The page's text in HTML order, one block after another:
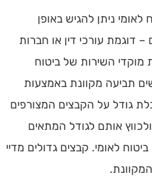
ניתן להגיש באופן
– דוגמת עורכי דין או חברות
מוקדי השירות של ביטוח
תביעה מקוונת באמצעות
גודל על הקבצים המצורפים
אותם לגודל המתאים
לאומי. קבצים גדולים מדיי